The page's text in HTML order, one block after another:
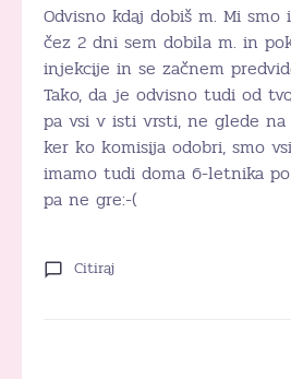
Odvisno kdaj dobiš m. Mi
čez 2 dni sem dobila m. in
injekcije in se začnem
Tako, da je odvisno tudi od
pa vsi v isti vrsti, ne glede na
ker ko komisija odobri, smo
imamo tudi doma 6-letnika
pa ne gre:-(
Citiraj